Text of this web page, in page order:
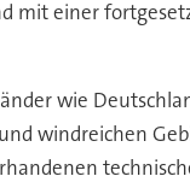
mit einer
wie
windreichen